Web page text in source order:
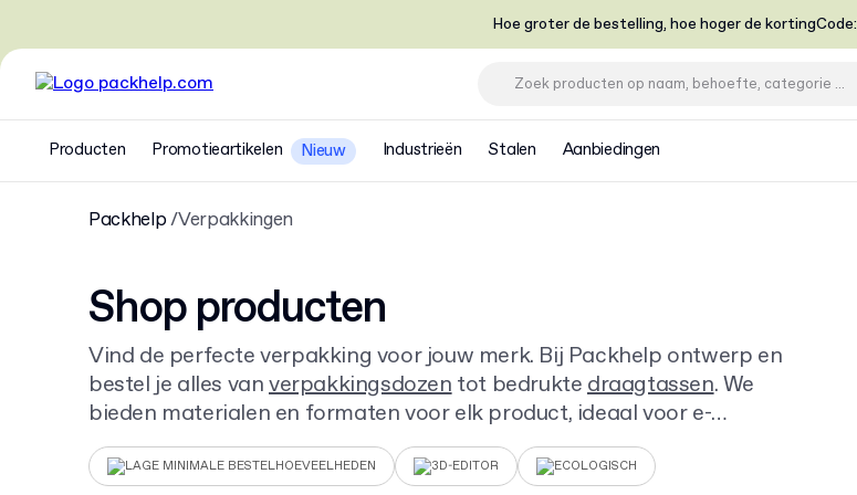
Hoe groter de bestelling, hoe hoger de kortingCode:
Producten Promotieartikelen Nieuw Industrieën Stalen Aanbiedingen
Packhelp Verpakkingen
Shop producten
Vind de perfecte verpakking voor jouw merk. Bij Packhelp ontwerp en
bestel je alles vanverpakkingsdozentot bedruktedraagtassen. We
bieden materialen en formaten voor elk product, ideaal voor e-
commerce, retail en geschenken. Start met ontwerpen en bestel al
vanaf 30 stuks.
LAGE MINIMALE BESTELHOEVEELHEDEN 3D-EDITOR ECOLOGISCH